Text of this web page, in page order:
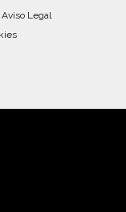
Aviso Legal